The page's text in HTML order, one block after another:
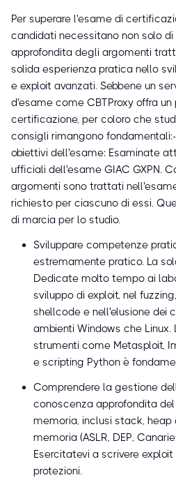
Per superare l'esame di
candidati necessitano non solo
approfondita degli argomenti
solida esperienza pratica nello
e exploit avanzati. Sebbene un
d'esame come CBTProxy offra
certificazione, per coloro che
consigli rimangono
obiettivi dell'esame: Esaminate
ufficiali dell'esame GIAC GXPN.
argomenti sono trattati
richiesto per ciascuno di essi.
di marcia per lo studio.
Sviluppare competenze
estremamente pratico. La
Dedicate molto tempo ai
sviluppo di exploit, nel
shellcode e nell'elusione dei
ambienti Windows che
strumenti come Metasploit,
e scripting Python è
Comprendere la gestione
conoscenza approfondita
memoria, inclusi stack, heap
memoria (ASLR, DEP,
Esercitatevi a scrivere
protezioni.